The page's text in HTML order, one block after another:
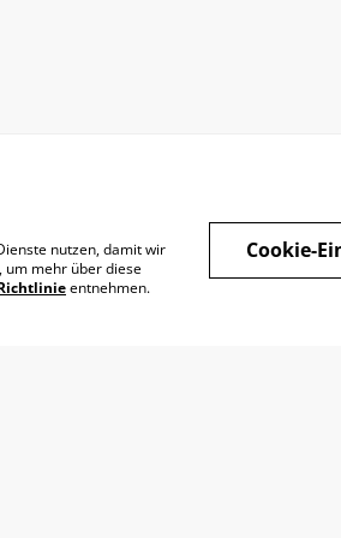
Widerrufsrecht
nutzen, damit wir
um mehr über diese
entnehmen.
Cookie-